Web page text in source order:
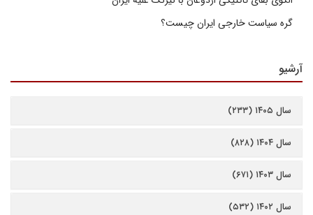
گره سیاست خارجی ایران چیست؟
آرشیو
سال ۱۴۰۵ (۲۳۳)
سال ۱۴۰۴ (۸۲۸)
سال ۱۴۰۳ (۶۷۱)
سال ۱۴۰۲ (۵۳۲)